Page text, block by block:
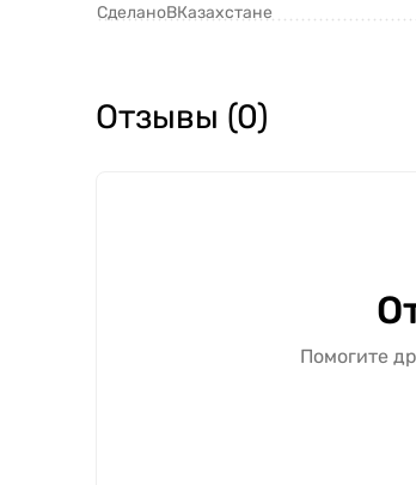
СделаноВКазахстане
Отзывы (0)
Помогите